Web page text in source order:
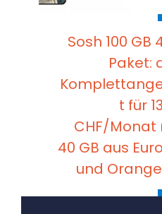
Sosh 100 GB
Paket:
t für
CHF/Monat
40 GB aus
und